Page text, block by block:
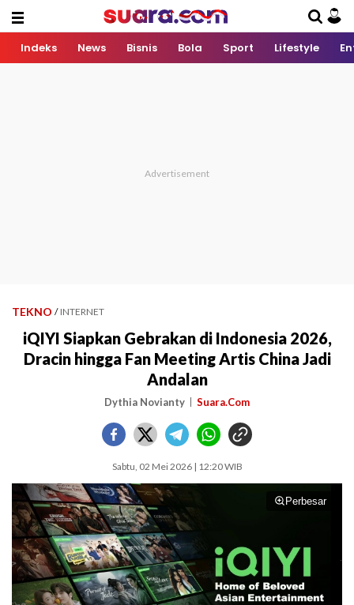
Indeks News Bisnis Bola Sport Lifestyle
TEKNO / INTERNET
iQIYI Siapkan Gebrakan di Indonesia 2026,
Dracin hingga Fan Meeting Artis China Jadi
Andalan
Dythia Novianty Suara.Com
Sabtu, 02 Mei 2026 | 12:20 WIB
Perbesar